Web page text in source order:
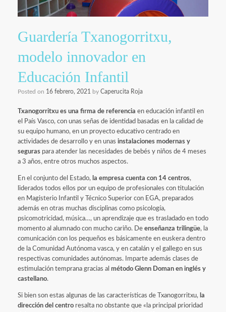
Guardería Txanogorritxu,
modelo innovador en
Educación Infantil
Posted on 16 febrero, 2021 by Caperucita Roja
Txanogorritxu es una firma de referencia en educación infantil en
el País Vasco, con unas señas de identidad basadas en la calidad de
su equipo humano, en un proyecto educativo centrado en
actividades de desarrollo y en unas instalaciones modernas y
seguras para atender las necesidades de bebés y niños de 4 meses
a 3 años, entre otros muchos aspectos.
En el conjunto del Estado, la empresa cuenta con 14 centros,
liderados todos ellos por un equipo de profesionales con titulación
en Magisterio Infantil y Técnico Superior con EGA, preparados
además en otras muchas disciplinas como psicología,
psicomotricidad, música…, un aprendizaje que es trasladado en todo
momento al alumnado con mucho cariño. De enseñanza trilingüe, la
comunicación con los pequeños es básicamente en euskera dentro
de la Comunidad Autónoma vasca, y en catalán y el gallego en sus
respectivas comunidades autónomas. Imparte además clases de
estimulación temprana gracias al método Glenn Doman en inglés y
castellano.
Si bien son estas algunas de las características de Txanogorritxu, la
dirección del centro resalta no obstante que «la principal prioridad